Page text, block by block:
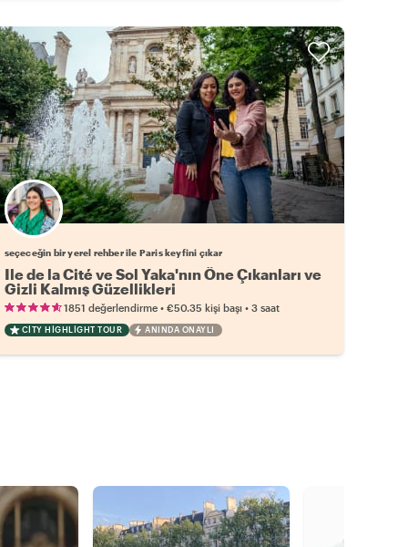
Favori yerel rehberini seç
seçeceğin bir yerel rehber ile Paris keyfini çıkar
Ile de la Cité ve Sol Yaka'nın Öne Çıkanları ve
Gizli Kalmış Güzellikleri
1851 değerlendirme• €50.35 kişi başı• 3 saat
CITY HIGHLIGHT TOUR ANINDA ONAYLI